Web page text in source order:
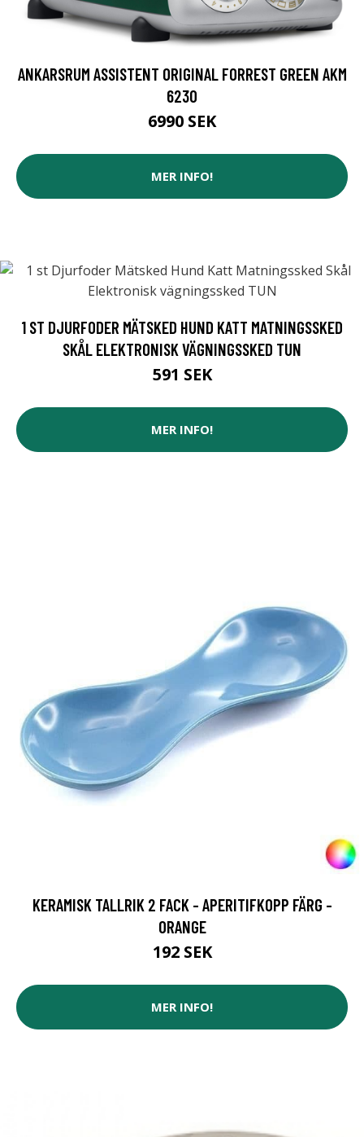
ANKARSRUM ASSISTENT ORIGINAL FORREST GREEN AKM
6230
6990 SEK
MER INFO!
1 ST DJURFODER MÄTSKED HUND KATT MATNINGSSKED
SKÅL ELEKTRONISK VÄGNINGSSKED TUN
591 SEK
MER INFO!
KERAMISK TALLRIK 2 FACK - APERITIFKOPP FÄRG -
ORANGE
192 SEK
MER INFO!